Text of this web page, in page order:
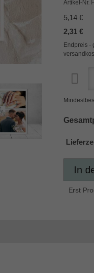
Artikel-Nr.
5,14 €
2,31 €
Endpreis -
In
Erst